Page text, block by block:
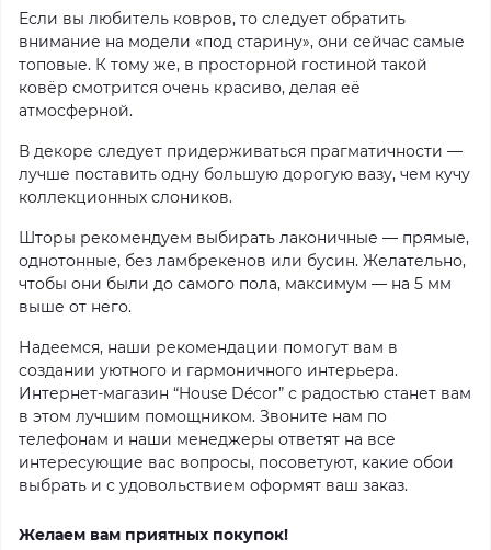
Если вы любитель ковров, то следует обратить
внимание на модели «под старину», они сейчас самые
топовые. К тому же, в просторной гостиной такой
ковёр смотрится очень красиво, делая её
атмосферной.
В декоре следует придерживаться прагматичности —
лучше поставить одну большую дорогую вазу, чем кучу
коллекционных слоников.
Шторы рекомендуем выбирать лаконичные — прямые,
однотонные, без ламбрекенов или бусин. Желательно,
чтобы они были до самого пола, максимум — на 5 мм
выше от него.
Надеемся, наши рекомендации помогут вам в
создании уютного и гармоничного интерьера.
Интернет-магазин “House Décor” с радостью станет вам
в этом лучшим помощником. Звоните нам по
телефонам и наши менеджеры ответят на все
интересующие вас вопросы, посоветуют, какие обои
выбрать и с удовольствием оформят ваш заказ.
Желаем вам приятных покупок!